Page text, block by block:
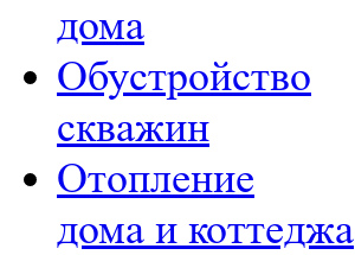
дома
Обустройство
скважин
Отопление
дома и коттеджа